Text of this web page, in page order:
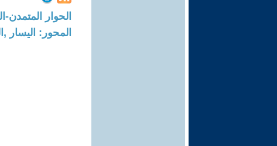
الحوار المتمدن-العدد: 8299 - 2025 /
المحور: اليسار